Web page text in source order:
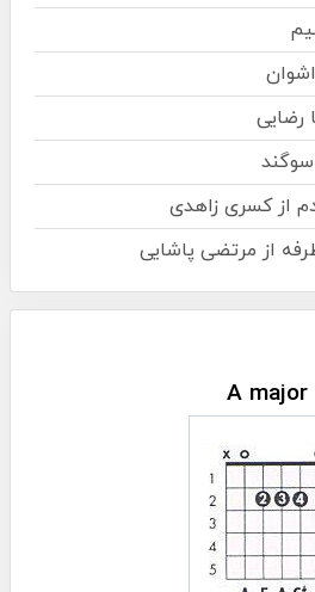
رضایی
از کسری زاهدی
از مرتضی پاشایی
A major